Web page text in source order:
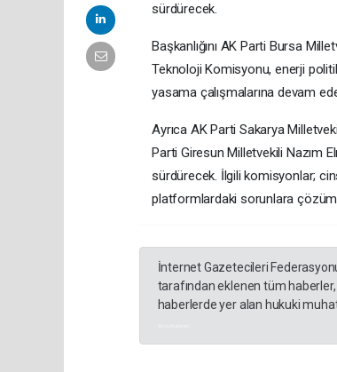
sürdürecek.
Başkanlığını AK Parti Bursa
Teknoloji Komisyonu, enerji
yasama çalışmalarına devam
Ayrıca AK Parti Sakarya
Parti Giresun Milletvekili Nazım
sürdürecek. İlgili komisyonlar;
platformlardaki sorunlara çözüm
İnternet Gazetecileri
tarafından eklenen tüm
haberlerde yer alan hukuki